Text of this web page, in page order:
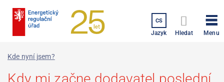
CS
Jazyk Hledat Menu
Kde nyní jsem?